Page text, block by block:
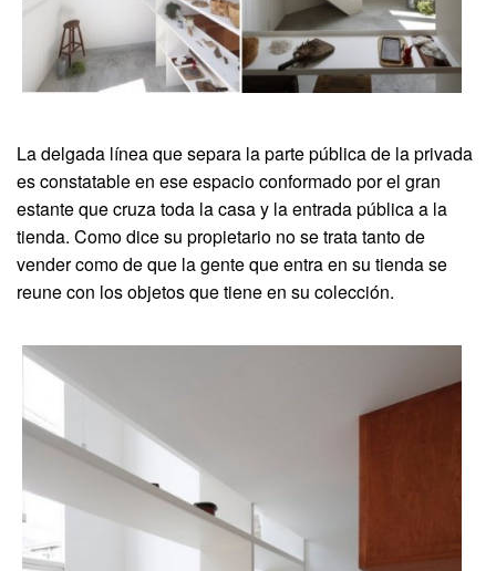
La delgada línea que separa la parte pública de la privada
es constatable en ese espacio conformado por el gran
estante que cruza toda la casa y la entrada pública a la
tienda. Como dice su propietario no se trata tanto de
vender como de que la gente que entra en su tienda se
reune con los objetos que tiene en su colección.